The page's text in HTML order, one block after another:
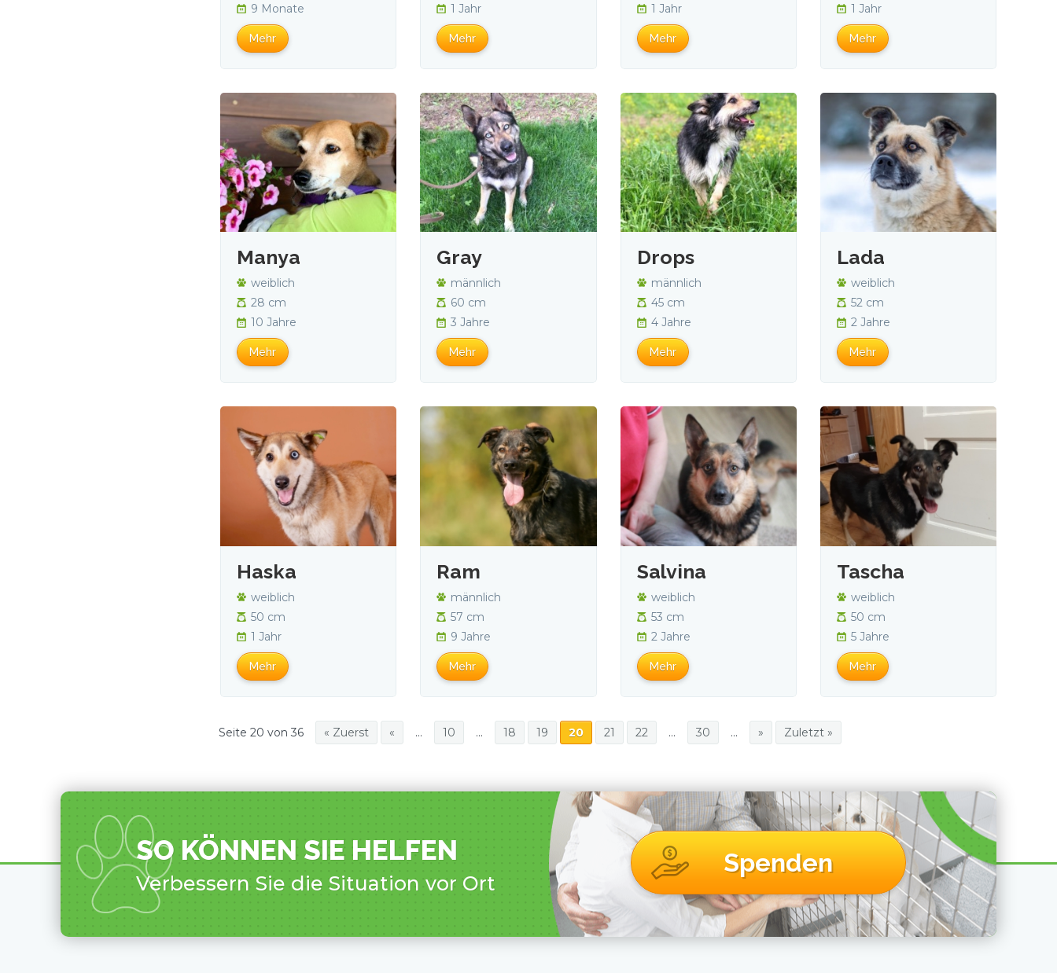
9 Monate
Mehr
1 Jahr
Mehr
1 Jahr
Mehr
1 Jahr
Mehr
Manya
weiblich
28 cm
10 Jahre
Mehr
Gray
männlich
60 cm
3 Jahre
Mehr
Drops
männlich
45 cm
4 Jahre
Mehr
Lada
weiblich
52 cm
2 Jahre
Mehr
Haska
weiblich
50 cm
1 Jahr
Mehr
Ram
männlich
57 cm
9 Jahre
Mehr
Salvina
weiblich
53 cm
2 Jahre
Mehr
Tascha
weiblich
50 cm
5 Jahre
Mehr
Seite 20 von 36 « Zuerst « ... 10 ... 18 19 20 21 22 ... 30 ... » Zuletzt »
SO KÖNNEN SIE HELFEN
Verbessern Sie die Situation vor Ort
Spenden